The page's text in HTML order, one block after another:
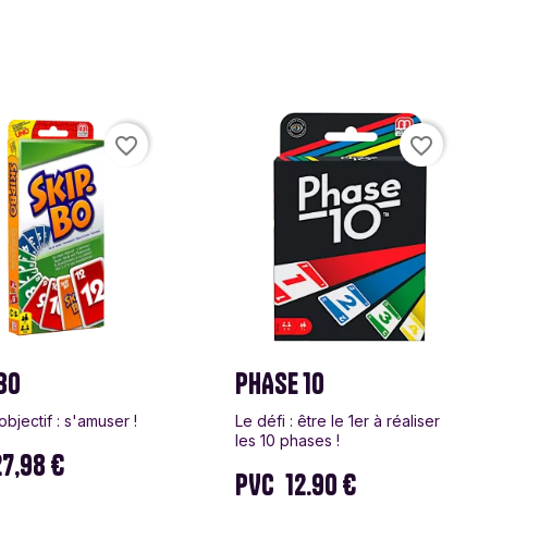
Theory 11
: s'amuser !
€
favorite_border
PHASE 10
Le défi : être le 1er à réaliser
les 10 phases !
PVC 12.90 €
favorite_border